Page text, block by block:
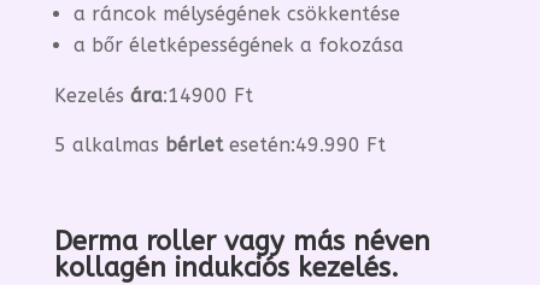
a ráncok mélységének csökkentése
a bőr életképességének a fokozása
Kezelés ára:14900 Ft
5 alkalmas bérletesetén:49.990 Ft
​​​​​​​Derma roller vagy más néven
kollagén indukciós kezelés.